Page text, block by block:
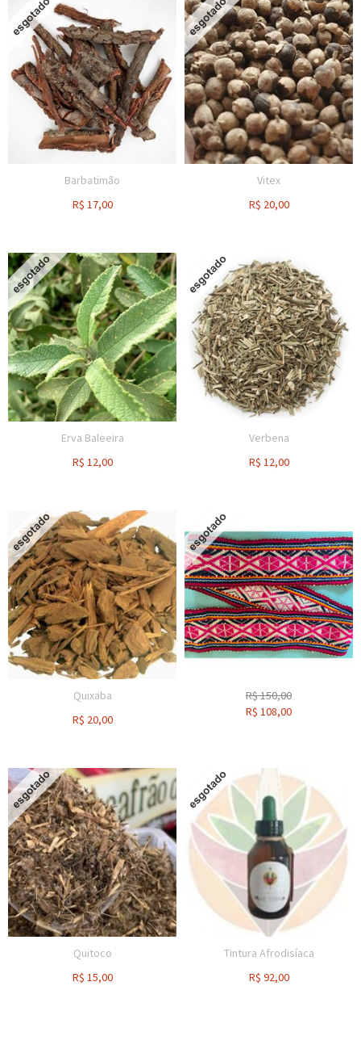
Barbatimão
R$ 17,00
Vitex
R$ 20,00
Erva Baleeira
R$ 12,00
Verbena
R$ 12,00
Quixaba
R$ 20,00
R$150,00
R$ 108,00
Quitoco
R$ 15,00
Tintura Afrodisíaca
R$ 92,00